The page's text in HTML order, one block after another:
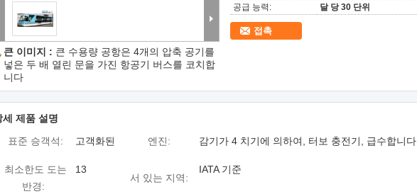
큰 이미지 : 큰 수용량 공항은 4개의 압축 공기를
넣은 두 배 열린 문을 가진 항공기 버스를 코치합
니다
공급 능력:
달 당 30 단위
접촉
세 제품 설명
표준 승객석:
고객화된 엔진: 감기가 4 치기에 의하여, 터보 충전기, 급수합니다
최소한도 도는
반경:
13
서 있는 지역:
IATA 기준